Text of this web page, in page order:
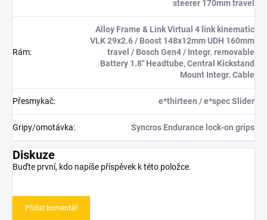
steerer 170mm travel
Rám:
Alloy Frame & Link Virtual 4 link kinematic
VLK 29x2.6 / Boost 148x12mm UDH 160mm
travel / Bosch Gen4 / Integr. removable
Battery 1.8" Headtube, Central Kickstand
Mount Integr. Cable
Přesmykač: e*thirteen / e*spec Slider
Gripy/omotávka: Syncros Endurance lock-on grips
Diskuze
Buďte první, kdo napíše příspěvek k této položce.
Přidat komentář